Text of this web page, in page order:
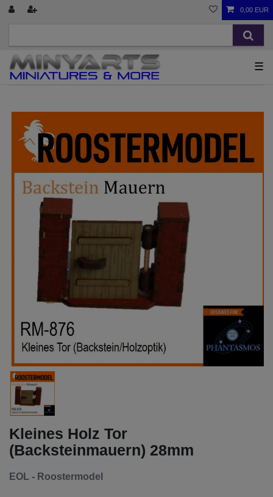
0,00 EUR
☰
Kleines Holz Tor
(Backsteinmauern) 28mm
EOL - Roostermodel